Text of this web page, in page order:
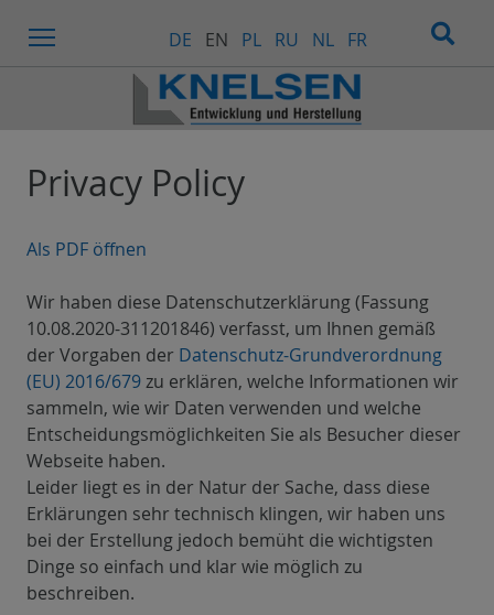
DE EN PL RU NL FR
Privacy Policy
Als PDF öffnen
Wir haben diese Datenschutzerklärung (Fassung
10.08.2020-311201846) verfasst, um Ihnen gemäß
der Vorgaben der Datenschutz-Grundverordnung
(EU) 2016/679zu erklären, welche Informationen wir
sammeln, wie wir Daten verwenden und welche
Entscheidungsmöglichkeiten Sie als Besucher dieser
Webseite haben.
Leider liegt es in der Natur der Sache, dass diese
Erklärungen sehr technisch klingen, wir haben uns
bei der Erstellung jedoch bemüht die wichtigsten
Dinge so einfach und klar wie möglich zu
beschreiben.